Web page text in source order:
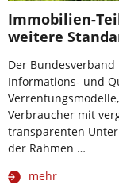
Immobilien-
weitere
Der
Informations- und
Verbraucher mit
transparenten
der Rahmen …
mehr